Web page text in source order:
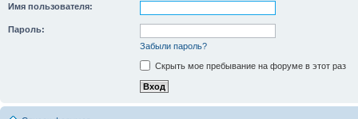
Имя пользователя:
Пароль:
Забыли пароль?
Скрыть мое пребывание на форуме в этот раз